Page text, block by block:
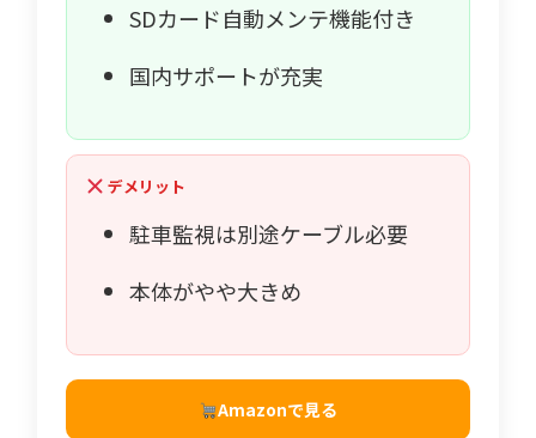
SDカード自動メンテ機能付き
国内サポートが充実
デメリット
駐車監視は別途ケーブル必要
本体がやや大きめ
Amazonで見る